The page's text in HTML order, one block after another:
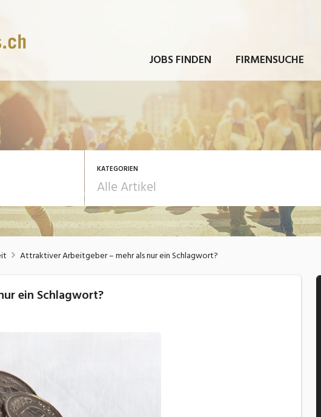
JOBS FINDEN FIRMENSUCHE
KATEGORIEN
Arbeit
Ausbildung / Weiterbildung
Attraktiver Arbeitgeber – mehr als nur ein Schlagwort?
ein Schlagwort?